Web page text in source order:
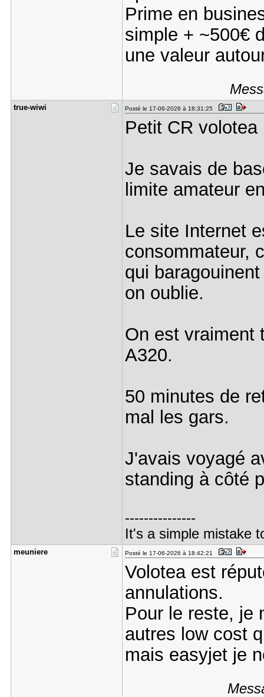
Prime en
simple + ~500€
une valeur
true-wiwi Posté le 17-06-2026 à 18:31:25
Petit CR volotea
Je savais de
limite amateur
Le site Internet
consommateur,
qui
on oublie.
On est vraiment
A320.
50 minutes de
mal les gars.
J'avais voyagé
standing à côté
---------------
It's a simple mistake
meuniere Posté le 17-06-2026 à 18:42:21
Volotea est
annulations.
Pour le reste, je
autres low cost
mais easyjet je